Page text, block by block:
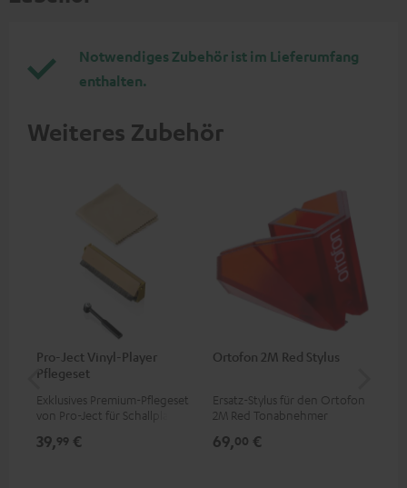
Notwendiges Zubehör ist im Lieferumfang
enthalten.
Weiteres Zubehör
Pro-Ject Vinyl-Player
Pflegeset
Exklusives Premium-Pflegeset
von Pro-Ject für Schallplatten
Webshop erhältlich
39,99 €
Ortofon 2M Red Stylus
Ersatz-Stylus für den Ortofon
2M Red Tonabnehmer
69,00 €